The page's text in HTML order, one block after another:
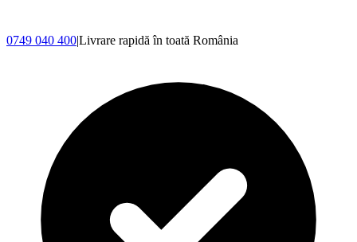
0749 040 400|Livrare rapidă în toată România